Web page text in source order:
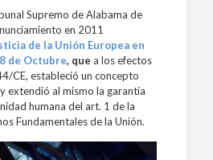
Supremo de Alabama de
en 2011
de la Unión Europea en
de Octubre, quea los efectos
CE, estableció un concepto
extendió al mismo la garantía
humana del art. 1 de la
Fundamentales de la Unión.